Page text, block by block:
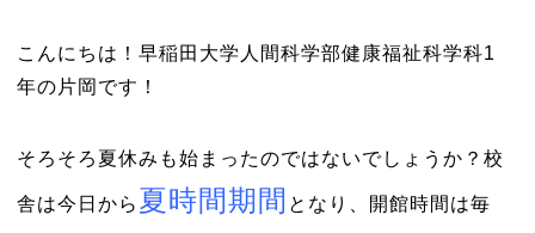
こんにちは！早稲田大学人間科学部健康福祉科学科1
年の片岡です！
そろそろ夏休みも始まったのではないでしょうか？校
舎は今日から 夏時間期間 となり、開館時間は毎